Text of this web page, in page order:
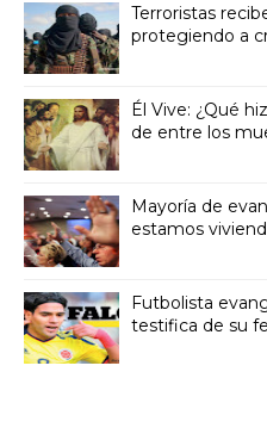
Terroristas
protegiendo a
Él Vive: ¿Qué
de entre los
Mayoría de
estamos
Futbolista
testifica de su